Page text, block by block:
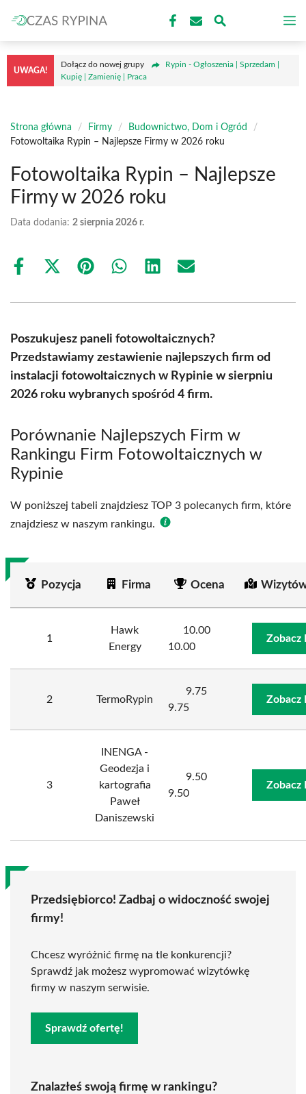
do
treści
UWAGA!
Dołącz do nowej grupy
Rypin - Ogłoszenia | Sprzedam |
Kupię | Zamienię | Praca
Strona główna / Firmy / Budownictwo, Dom i Ogród
/
Fotowoltaika Rypin – Najlepsze Firmy w 2026 roku
Fotowoltaika Rypin – Najlepsze
Firmy w 2026 roku
Data dodania: 2 sierpnia 2026 r.
Share
Share
(Twitter)
Share Share Share Share
Poszukujesz paneli fotowoltaicznych?
Przedstawiamy zestawienie najlepszych firm od
instalacji fotowoltaicznych w Rypinie w sierpniu
2026 roku wybranych spośród 4 firm.
Porównanie Najlepszych Firm w
Rankingu Firm Fotowoltaicznych w
Rypinie
W poniższej tabeli znajdziesz TOP 3 polecanych firm, które
znajdziesz w naszym rankingu.
Pozycja Firma Ocena
1
Hawk
Energy
10.00
10.00
Zobacz
2 TermoRypin
9.75
9.75
Zobacz
3
INENGA -
Geodezja i
kartografia
Paweł
Daniszewski
9.50
9.50
Zobacz
Przedsiębiorco! Zadbaj o widoczność swojej
firmy!
Chcesz wyróżnić firmę na tle konkurencji?
Sprawdź jak możesz wypromować wizytówkę
firmy w naszym serwisie.
Sprawdź ofertę!
Znalazłeś swoją firmę w rankingu?